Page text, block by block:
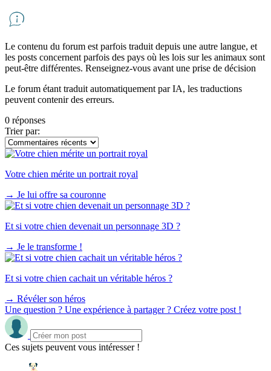
Le contenu du forum est parfois traduit depuis une autre langue, et
les posts concernent parfois des pays où les lois sur les animaux sont
peut-être différentes. Renseignez-vous avant une prise de décision
Le forum étant traduit automatiquement par IA, les traductions
peuvent contenir des erreurs.
0 réponses
Trier par:
Votre chien mérite un portrait royal
→ Je lui offre sa couronne
Et si votre chien devenait un personnage 3D ?
→ Je le transforme !
Et si votre chien cachait un véritable héros ?
→ Révéler son héros
Une question ? Une expérience à partager ? Créez votre post !
Ces sujets peuvent vous intéresser !